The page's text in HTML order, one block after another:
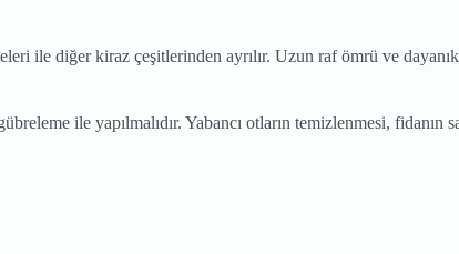
ile diğer kiraz çeşitlerinden ayrılır. Uzun raf ömrü ve
ile yapılmalıdır. Yabancı otların temizlenmesi, fidanın